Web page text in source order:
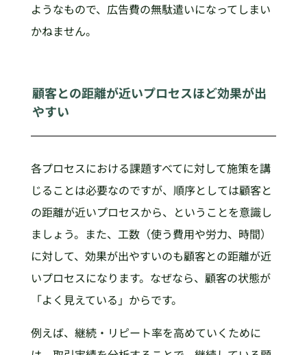
ようなもので、広告費の無駄遣いになってしまい
かねません。
顧客との距離が近いプロセスほど効果が出
やすい
各プロセスにおける課題すべてに対して施策を講
じることは必要なのですが、順序としては顧客と
の距離が近いプロセスから、ということを意識し
ましょう。また、工数（使う費用や労力、時間）
に対して、効果が出やすいのも顧客との距離が近
いプロセスになります。なぜなら、顧客の状態が
「よく見えている」からです。
例えば、継続・リピート率を高めていくために